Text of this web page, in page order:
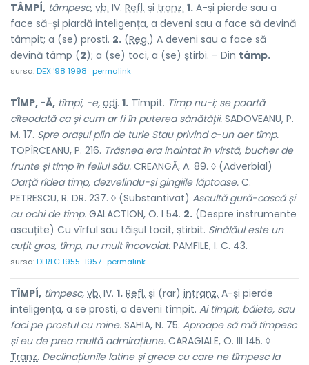
TÂMPÍ, tâmpesc, vb. IV. Refl. și tranz. 1. A-și pierde sau a
face să-și piardă inteligența, a deveni sau a face să devină
tâmpit; a (se) prosti. 2. (Reg.) A deveni sau a face să
devină tâmp (2); a (se) toci, a (se) știrbi. – Din tâmp.
sursa:DEX '98 1998 permalink
TÎMP, -Ă, tîmpi, -e, adj. 1. Tîmpit. Tîmp nu-i; se poartă
cîteodată ca și cum ar fi în puterea sănătății. SADOVEANU, P.
M. 17. Spre orașul plin de turle Stau privind c-un aer tîmp.
TOPÎRCEANU, P. 216. Trăsnea era înaintat în vîrstă, bucher de
frunte și tîmp în feliul său. CREANGĂ, A. 89. ◊ (Adverbial)
Oarță rîdea tîmp, dezvelindu-și gingiile lăptoase. C.
PETRESCU, R. DR. 237. ◊ (Substantivat) Ascultă gură-cască și
cu ochi de timp. GALACTION, O. I 54. 2. (Despre instrumente
ascuțite) Cu vîrful sau tăișul tocit, știrbit. Sinălăul este un
cuțit gros, tîmp, nu mult încovoiat. PAMFILE, I. C. 43.
sursa:DLRLC 1955-1957 permalink
TÎMPÍ, tîmpesc, vb. IV. 1. Refl. și (rar) intranz. A-și pierde
inteligența, a se prosti, a deveni tîmpit. Ai tîmpit, băiete, sau
faci pe prostul cu mine. SAHIA, N. 75. Aproape să mă tîmpesc
și eu de prea multă admirațiune. CARAGIALE, O. III 145. ◊
Tranz. Declinațiunile latine și grece cu care ne tîmpesc la